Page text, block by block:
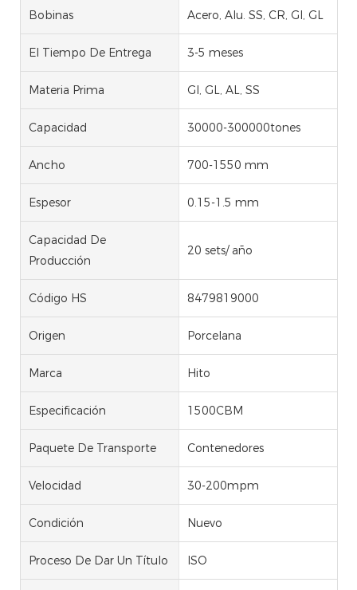
Bobinas Acero, Alu. SS, CR, GI, GL
El Tiempo De Entrega 3-5 meses
Materia Prima GI, GL, AL, SS
Capacidad 30000-300000tones
Ancho 700-1550 mm
Espesor 0.15-1.5 mm
Capacidad De
Producción
20 sets/ año
Código HS 8479819000
Origen Porcelana
Marca Hito
Especificación 1500CBM
Paquete De Transporte Contenedores
Velocidad 30-200mpm
Condición Nuevo
Proceso De Dar Un Título ISO